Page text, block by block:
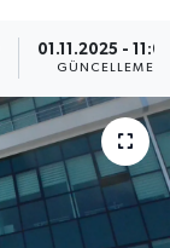
01.11.2025 -
GÜNCELLEME